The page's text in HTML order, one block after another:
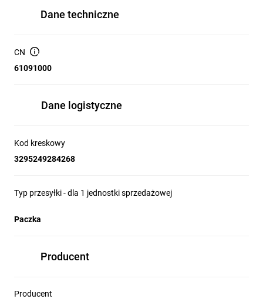
Dane techniczne
CN
61091000
Dane logistyczne
Kod kreskowy
3295249284268
Typ przesyłki - dla 1 jednostki sprzedażowej
Paczka
Producent
Producent